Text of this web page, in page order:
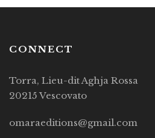
CONNECT
Torra, Lieu-dit Aghja Rossa
20215 Vescovato
omaraeditions@gmail.com